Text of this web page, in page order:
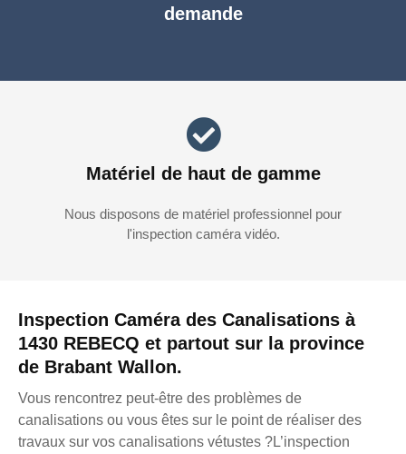
Inspection Caméra des Canalisations à
1430 REBECQ et partout sur la province
de Brabant Wallon.
Vous rencontrez peut-être des problèmes de
canalisations ou vous êtes sur le point de réaliser des
travaux sur vos canalisations vétustes ?L’inspection
demande
Matériel de haut de gamme
Nous disposons de matériel professionnel pour
l'inspection caméra vidéo.